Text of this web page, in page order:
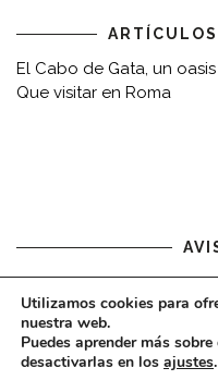
El Cabo de Gata, un
Que visitar en Roma
Aviso legal
Utilizamos cookies para
nuestra web.
Puedes aprender más
desactivarlas en los ajustes.